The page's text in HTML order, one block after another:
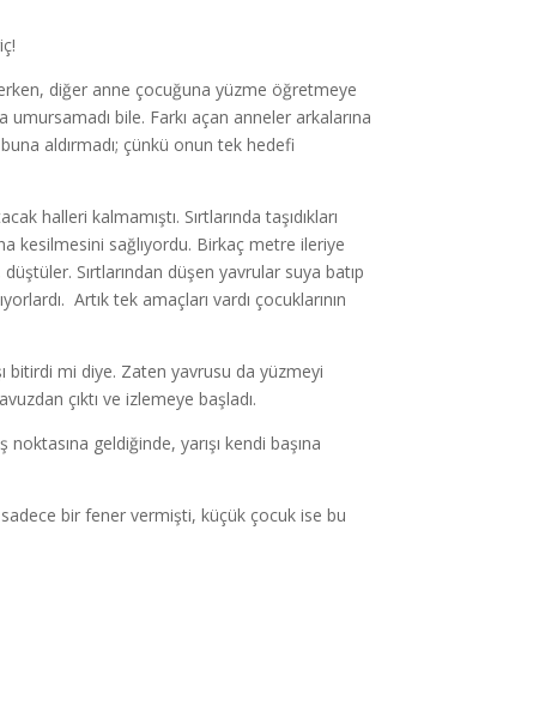
diğer anne çocuğuna yüzme öğretmeye
umursamadı bile. Farkı açan anneler arkalarına
aldırmadı; çünkü onun tek hedefi
halleri kalmamıştı. Sırtlarında taşıdıkları
kesilmesini sağlıyordu. Birkaç metre ileriye
Sırtlarından düşen yavrular suya batıp
Artık tek amaçları vardı çocuklarının
bitirdi mi diye. Zaten yavrusu da yüzmeyi
çıktı ve izlemeye başladı.
geldiğinde, yarışı kendi başına
bir fener vermişti, küçük çocuk ise bu